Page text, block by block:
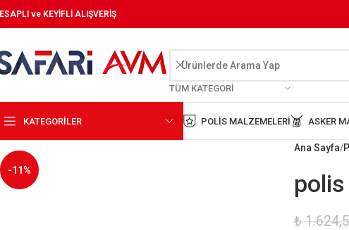
ve KEYİFLİ ALIŞVERİŞ
TÜM KATEGORI
KATEGORİLER POLIS MALZEMELERI ASKER
-11%
Ana Sayfa
polis
₺